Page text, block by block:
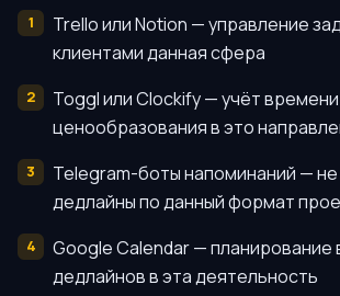
Trello или Notion — управление
клиентами данная сфера
Toggl или Clockify — учёт
ценообразования в это
Telegram-боты напоминаний —
дедлайны по данный формат
Google Calendar — планирование
дедлайнов в эта деятельность